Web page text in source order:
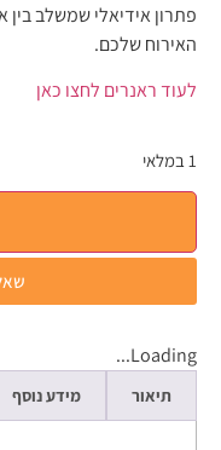
פתרון אידיאלי שמשלב
האירוח שלכם.
לעוד ראנרים לחצו כאן
1 במלאי
Loading...
תיאור מידע נוסף